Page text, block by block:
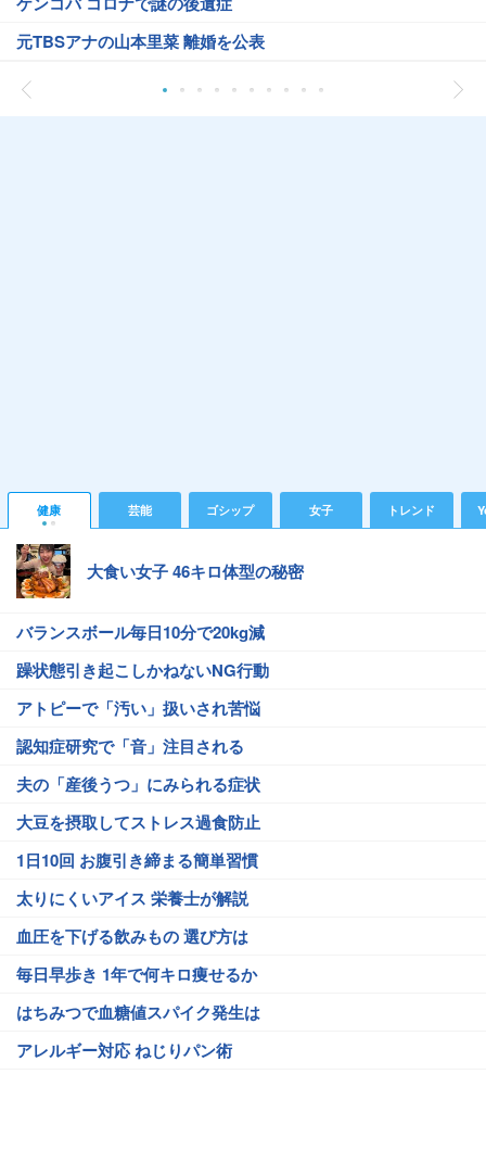
元TBSアナの山本里菜 離婚を公表
健康 芸能 ゴシップ 女子 トレンド
大食い女子 46キロ体型の秘密
バランスボール毎日10分で20kg減
躁状態引き起こしかねないNG行動
アトピーで「汚い」扱いされ苦悩
認知症研究で「音」注目される
夫の「産後うつ」にみられる症状
大豆を摂取してストレス過食防止
1日10回 お腹引き締まる簡単習慣
太りにくいアイス 栄養士が解説
血圧を下げる飲みもの 選び方は
毎日早歩き 1年で何キロ痩せるか
はちみつで血糖値スパイク発生は
アレルギー対応 ねじりパン術